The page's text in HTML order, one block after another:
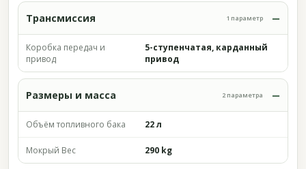
Трансмиссия 1 параметр
Коробка передач и
привод
5-ступенчатая, карданный
привод
Размеры и масса 2 параметра
Объём топливного бака 22 л
Мокрый Вес 290 kg